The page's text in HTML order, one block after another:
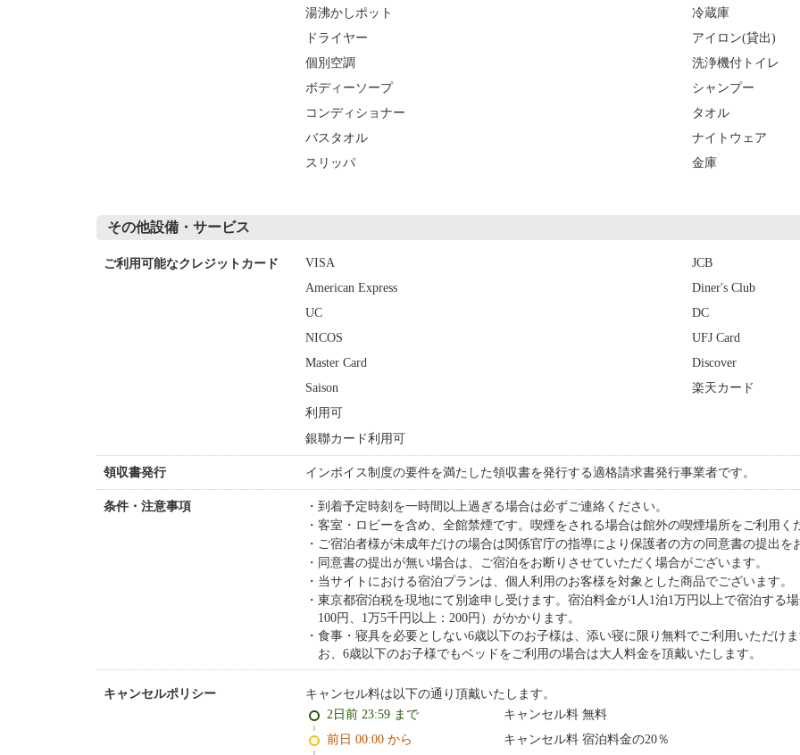
湯沸かしポット
冷蔵庫
ドライヤー
アイロン(貸出)
個別空調
洗浄機付トイレ
ボディーソープ
シャンプー
コンディショナー
タオル
バスタオル
ナイトウェア
スリッパ
金庫
その他設備・サービス
ご利用可能なクレジットカード VISA
JCB
American Express
Diner's Club
UC
DC
NICOS
UFJ Card
Master Card
Discover
Saison
楽天カード
利用可
銀聯カード利用可
領収書発行 インボイス制度の要件を満たした領収書を発行する適格請求書発行事業者です。
条件・注意事項
到着予定時刻を一時間以上過ぎる場合は必ずご連絡ください。
客室・ロビーを含め、全館禁煙です。喫煙をされる場合は館外の喫煙場所をご利用く
ご宿泊者様が未成年だけの場合は関係官庁の指導により保護者の方の同意書の提出を
同意書の提出が無い場合は、ご宿泊をお断りさせていただく場合がございます。
当サイトにおける宿泊プランは、個人利用のお客様を対象とした商品でございます。
東京都宿泊税を現地にて別途申し受けます。宿泊料金が1人1泊1万円以上で宿泊する
100円、1万5千円以上：200円）がかかります。
食事・寝具を必要としない6歳以下のお子様は、添い寝に限り無料でご利用いただけ
お、6歳以下のお子様でもベッドをご利用の場合は大人料金を頂戴いたします。
キャンセルポリシー キャンセル料は以下の通り頂戴いたします。
2日前 23:59 まで
キャンセル料 無料
前日 00:00 から
キャンセル料 宿泊料金の20％